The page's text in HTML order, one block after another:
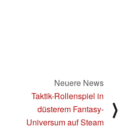
Neuere News
Taktik-Rollenspiel in
düsterem Fantasy-
Universum auf Steam
⟩